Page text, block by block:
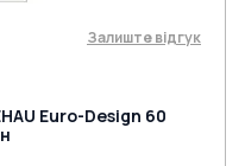
Залиште відгук
Euro-Design 60